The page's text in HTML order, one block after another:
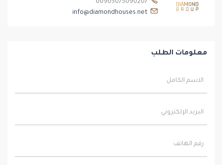
info@diamondhouses.net
معلومات الطلب